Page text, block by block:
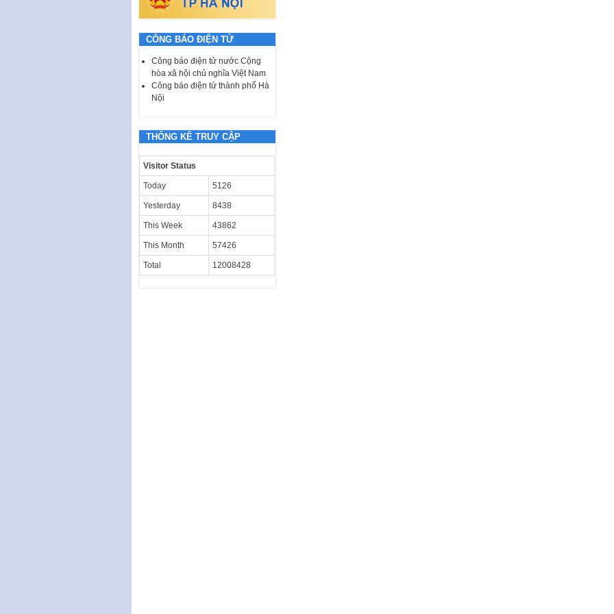
CÔNG BÁO ĐIỆN TỬ
Công báo điện tử nước Cộng
hòa xã hội chủ nghĩa Việt Nam
Công báo điện tử thành phố Hà
Nội
THỐNG KÊ TRUY CẬP
Visitor Status
Today 5126
Yesterday 8438
This Week 43862
This Month 57426
Total 12008428